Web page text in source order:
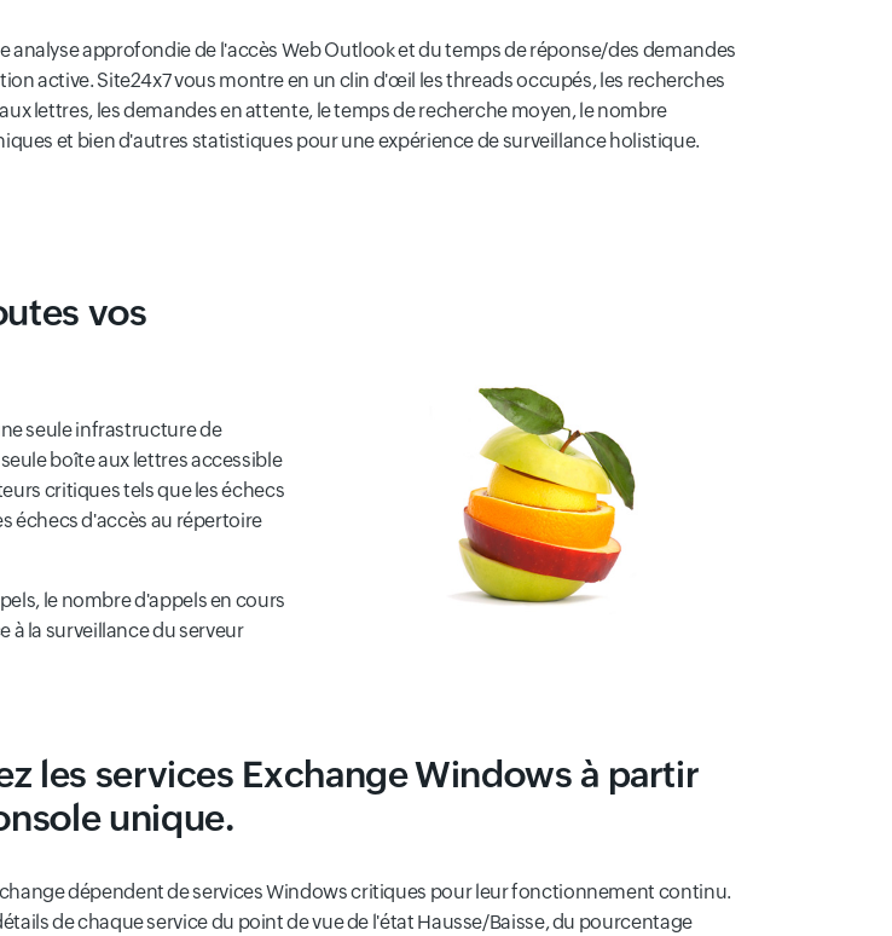
analyse approfondie de l'accès Web Outlook et du temps de réponse/des demandes
active. Site24x7 vous montre en un clin d'œil les threads occupés, les recherches
lettres, les demandes en attente, le temps de recherche moyen, le nombre
et bien d'autres statistiques pour une expérience de surveillance holistique.
vos
seule infrastructure de
boîte aux lettres accessible
critiques tels que les échecs
échecs d'accès au répertoire
le nombre d'appels en cours
à la surveillance du serveur
les services Exchange Windows à partir
unique.
dépendent de services Windows critiques pour leur fonctionnement continu.
de chaque service du point de vue de l'état Hausse/Baisse, du pourcentage